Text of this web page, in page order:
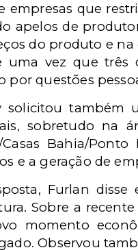
empresas que
apelos de
do produto e
uma vez que três
por questões
solicitou também
sobretudo na
Casas Bahia/
e a geração de
Furlan
Sobre a
momento
Observou